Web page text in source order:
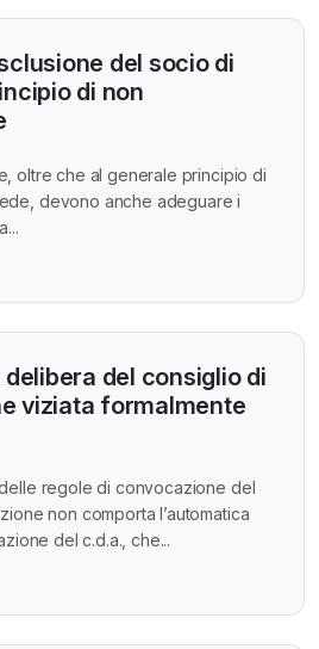
del socio di
di non
oltre che al generale principio di
devono anche adeguare i
del consiglio di
viziata formalmente
regole di convocazione del
non comporta l’automatica
del c.d.a., che...